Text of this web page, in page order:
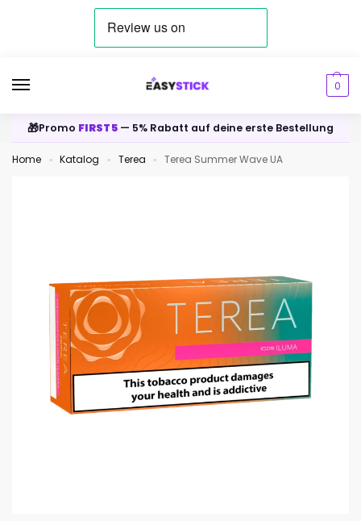
0
🎁Promo FIRST5 — 5% Rabatt auf deine erste Bestellung
Home » Katalog » Terea » Terea Summer Wave UA